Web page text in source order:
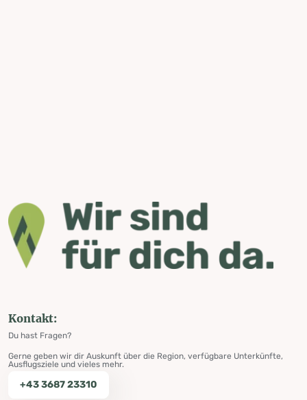
Kontakt:
Du hast Fragen?
Gerne geben wir dir Auskunft über die Region, verfügbare Unterkünfte,
Ausflugsziele und vieles mehr.
+43 3687 23310